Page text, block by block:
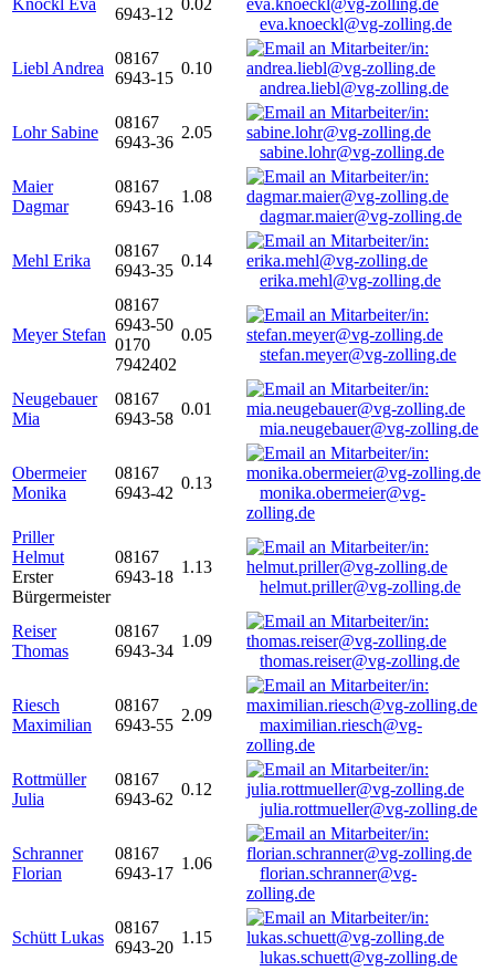
Knöckl Eva
6943-12
0.02
eva.knoeckl@vg-zolling.de
Liebl Andrea
08167
6943-15
0.10
andrea.liebl@vg-zolling.de
Lohr Sabine
08167
6943-36
2.05
sabine.lohr@vg-zolling.de
Maier
Dagmar
08167
6943-16
1.08
dagmar.maier@vg-zolling.de
Mehl Erika
08167
6943-35
0.14
erika.mehl@vg-zolling.de
Meyer Stefan
08167
6943-50
0170
7942402
0.05
stefan.meyer@vg-zolling.de
Neugebauer
Mia
08167
6943-58
0.01
mia.neugebauer@vg-zolling.de
Obermeier
Monika
08167
6943-42
0.13
monika.obermeier@vg-
zolling.de
Priller
Helmut
Erster
Bürgermeister
08167
6943-18
1.13
helmut.priller@vg-zolling.de
Reiser
Thomas
08167
6943-34
1.09
thomas.reiser@vg-zolling.de
Riesch
Maximilian
08167
6943-55
2.09
maximilian.riesch@vg-
zolling.de
Rottmüller
Julia
08167
6943-62
0.12
julia.rottmueller@vg-zolling.de
Schranner
Florian
08167
6943-17
1.06
florian.schranner@vg-
zolling.de
Schütt Lukas
08167
6943-20
1.15
lukas.schuett@vg-zolling.de